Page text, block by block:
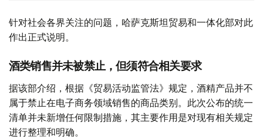
针对社会各界关注的问题，哈萨克斯坦贸易和一体化部对此
作出正式说明。
酒类销售并未被禁止，但须符合相关要求
据该部介绍，根据《贸易活动监管法》规定，酒精产品并不
属于禁止在电子商务领域销售的商品类别。此次公布的统一
清单并未新增任何限制措施，其主要作用是对现有相关规定
进行整理和明确。